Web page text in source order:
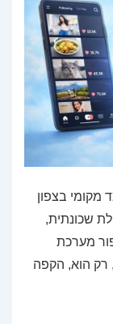
מקומי בצפון
שכונתית,
מערכת
רק הוא, הקפה